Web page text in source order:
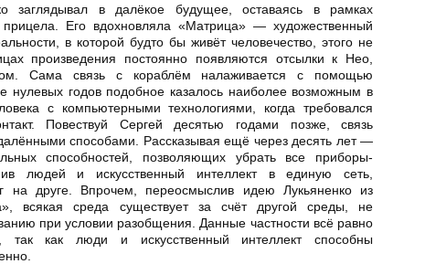
заглядывал в далёкое будущее, оставаясь в рамках
прицела. Его вдохновляла «Матрица» — художественный
в которой будто бы живёт человечество, этого не
произведения постоянно появляются отсылки к Нео,
Сама связь с кораблём налаживается с помощью
нулевых годов подобное казалось наиболее возможным в
с компьютерными технологиями, когда требовался
Повествуй Сергей десятью годами позже, связь
способами. Рассказывая ещё через десять лет —
способностей, позволяющих убрать все приборы-
людей и искусственный интеллект в единую сеть,
на друге. Впрочем, переосмыслив идею Лукьяненко из
всякая среда существует за счёт другой среды, не
при условии разобщения. Данные частности всё равно
так как люди и искусственный интеллект способны